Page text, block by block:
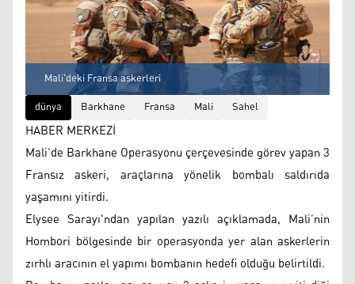
Mali'deki Fransa askerleri
dünya
Barkhane Fransa Mali Sahel
HABER MERKEZİ
Mali’de Barkhane Operasyonu çerçevesinde görev yapan 3
Fransız askeri, araçlarına yönelik bombalı saldırıda
yaşamını yitirdi.
Elysee Sarayı'ndan yapılan yazılı açıklamada, Mali’nin
Hombori bölgesinde bir operasyonda yer alan askerlerin
zırhlı aracının el yapımı bombanın hedefi olduğu belirtildi.